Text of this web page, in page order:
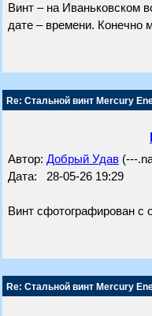
Винт – на Иваньковском
дате – времени. Конечно
Re: Стальной винт Mercury
Автор: Добрый Удав (---
Дата: 28-05-26 19:29
Винт сфотографирован с
Re: Стальной винт Mercury